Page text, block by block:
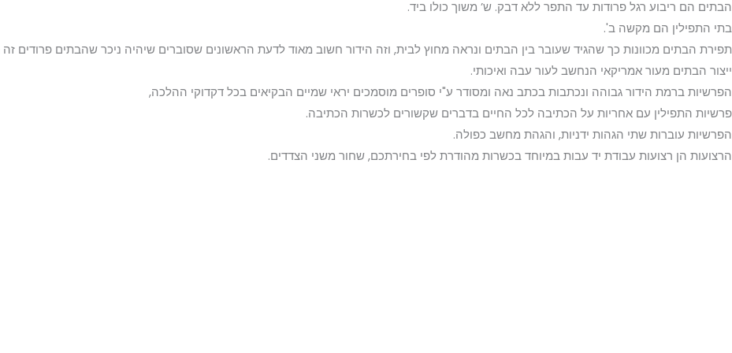
הבתים הם ריבוע רגל פרודות עד התפר ללא דבק. ש’ משוך כולו ביד.
בתי התפילין הם מקשה ב'.
תפירת הבתים מכוונות כך שהגיד שעובר בין הבתים ונראה מחוץ לבית, וזה הידור חשוב מאוד לדעת הראשונים שסוברים שיהיה ניכר שהבתים פרודים
ייצור הבתים מעור אמריקאי הנחשב לעור עבה ואיכותי.
הפרשיות ברמת הידור גבוהה ונכתבות בכתב נאה ומסודר ע"י סופרים מוסמכים יראי שמיים הבקיאים בכל דקדוקי ההלכה,
פרשיות התפילין עם אחריות על הכתיבה לכל החיים בדברים שקשורים לכשרות הכתיבה.
הפרשיות עוברות שתי הגהות ידניות, והגהת מחשב כפולה.
הרצועות הן רצועות עבודת יד עבות במיוחד בכשרות מהודרת לפי בחירתכם, שחור משני הצדדים.